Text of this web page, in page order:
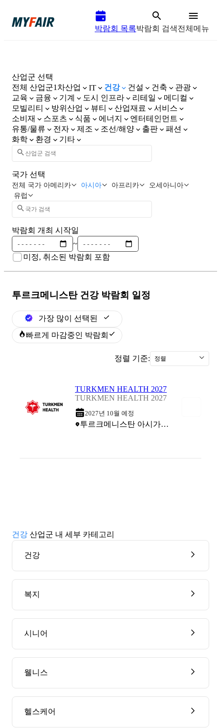
박람회 목록박람회 검색전체메뉴
산업군 선택
전체 산업군1차산업 IT 건강 건설 건축
관광
교육
금융 기계 도시 인프라 리테일
메디컬
모빌리티
방위산업 뷰티 산업재료
서비스
소비재
스포츠 식품 에너지
엔터테인먼트
유통/물류
전자 제조 조선/해양 출판
패션
화학
환경 기타
국가 선택
전체 국가 아메리카 아시아 아프리카
오세아니아
유럽
박람회 개최 시작일
~
미정, 취소된 박람회 포함
투르크메니스탄 건강박람회 일정
가장 많이 선택된
빠르게 마감중인 박람회
정렬 기준: 정렬
TURKMEN HEALTH 2027
TURKMEN HEALTH 2027
2027년 10월 예정
투르크메니스탄 아시가바트 (CCI Turkmenistan Building)
건강 산업군 내 세부 카테고리
건강
복지
시니어
웰니스
헬스케어